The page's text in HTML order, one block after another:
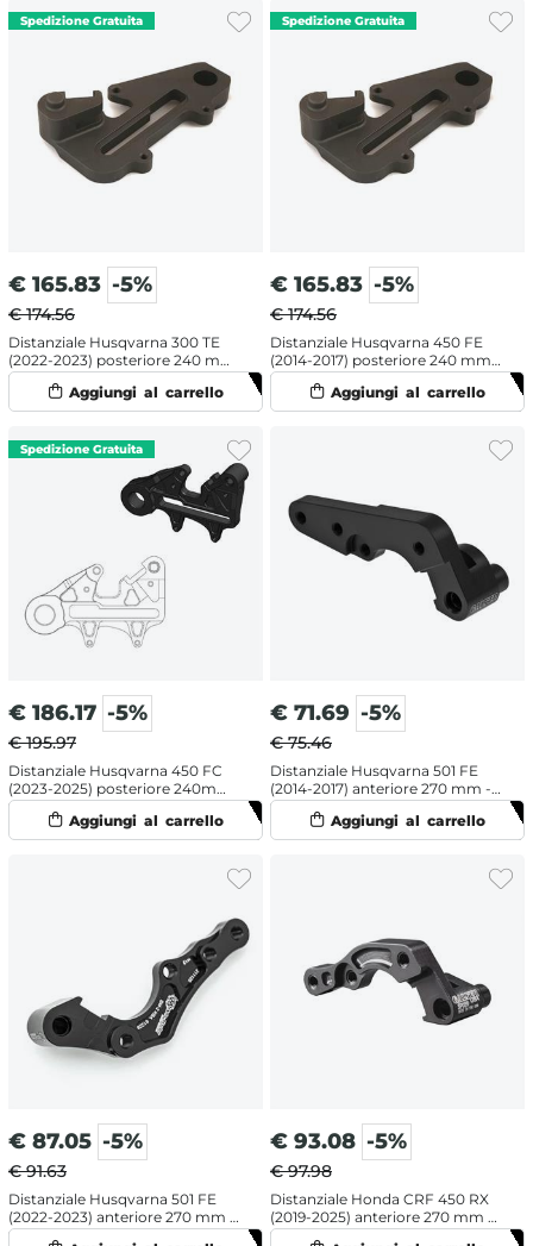
€ 165.83 -5%
€ 174.56
Distanziale Husqvarna 300 TE
(2022-2023) posteriore 240 mm
- Galfer
€ 165.83 -5%
€ 174.56
Distanziale Husqvarna 450 FE
(2014-2017) posteriore 240 mm -
Galfer
€ 186.17 -5%
€ 195.97
Distanziale Husqvarna 450 FC
(2023-2025) posteriore 240mm
- Moto Master
€ 71.69 -5%
€ 75.46
Distanziale Husqvarna 501 FE
(2014-2017) anteriore 270 mm -
Galfer
€ 87.05 -5%
€ 91.63
Distanziale Husqvarna 501 FE
(2022-2023) anteriore 270 mm -
Moto Master
€ 93.08 -5%
€ 97.98
Distanziale Honda CRF 450 RX
(2019-2025) anteriore 270 mm -
Galfer